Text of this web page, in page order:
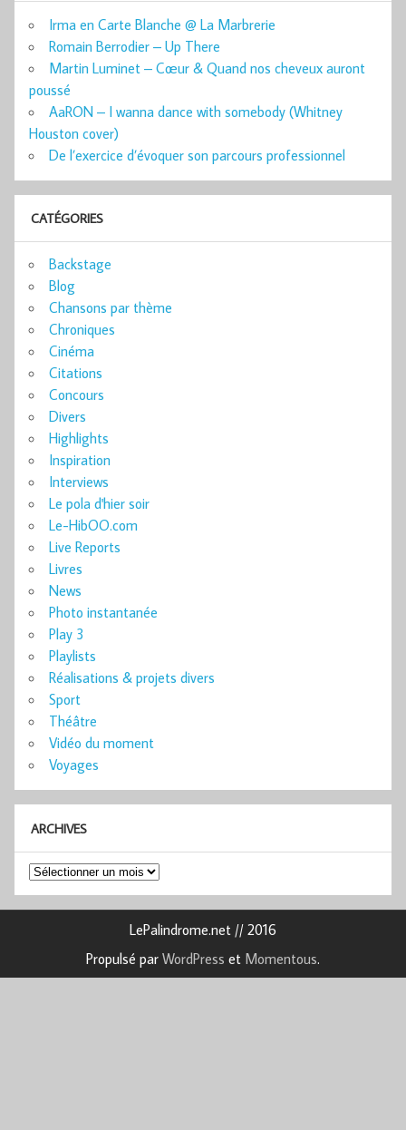
Irma en Carte Blanche @ La Marbrerie
Romain Berrodier – Up There
Martin Luminet – Cœur & Quand nos cheveux auront
poussé
AaRON – I wanna dance with somebody (Whitney
Houston cover)
De l’exercice d’évoquer son parcours professionnel
CATÉGORIES
Backstage
Blog
Chansons par thème
Chroniques
Cinéma
Citations
Concours
Divers
Highlights
Inspiration
Interviews
Le pola d'hier soir
Le-HibOO.com
Live Reports
Livres
News
Photo instantanée
Play 3
Playlists
Réalisations & projets divers
Sport
Théâtre
Vidéo du moment
Voyages
ARCHIVES
Archives
LePalindrome.net // 2016
Propulsé par WordPress et Momentous.